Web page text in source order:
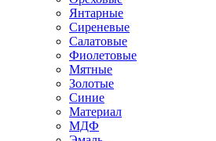
Янтарные
Сиреневые
Салатовые
Фиолетовые
Мятные
Золотые
Синие
Материал
МДФ